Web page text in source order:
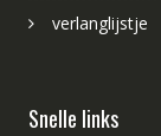
verlanglijstje
Snelle links